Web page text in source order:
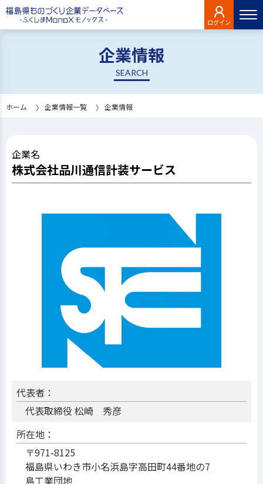
ログイン
企業情報
SEARCH
ホーム 企業情報一覧 企業情報
企業名
株式会社品川通信計装サービス
代表者：
代表取締役 松崎 秀彦
所在地：
〒971-8125
福島県いわき市小名浜島字高田町44番地の7
島工業団地